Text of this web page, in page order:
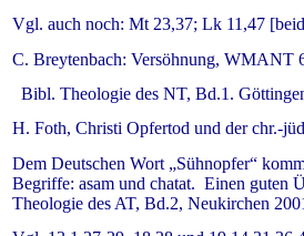
Vgl. auch noch: Mt 23,37; Lk 11,47
C. Breytenbach: Versöhnung, WMANT
Bibl. Theologie des NT, Bd.1.
H. Foth, Christi Opfertod und der chr.-
Dem Deutschen Wort „Sühnopfer“
Begriffe: asam und chatat. Einen guten
Theologie des AT, Bd.2, Neukirchen